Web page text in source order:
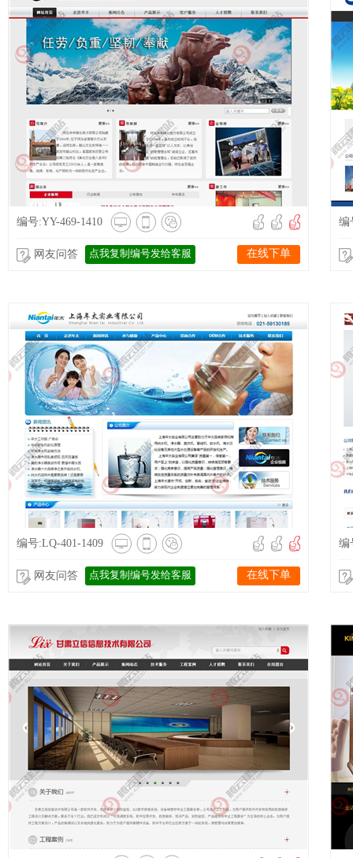
编号:YY-469-1410
网友问答 点我复制编号发给客服 在线下单
编
编号:LQ-401-1409
网友问答 点我复制编号发给客服 在线下单
编